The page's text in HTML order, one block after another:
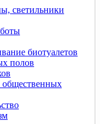
светильники
биотуалетов
полов